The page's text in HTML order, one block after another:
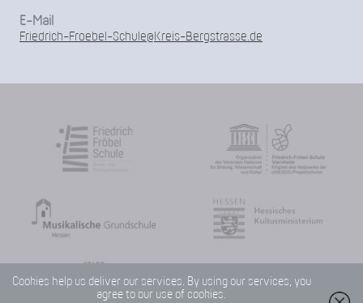
E-Mail
Friedrich-Froebel-Schule@Kreis-Bergstrasse.de
Cookies help us deliver our services. By using our services, you
agree to our use of cookies.